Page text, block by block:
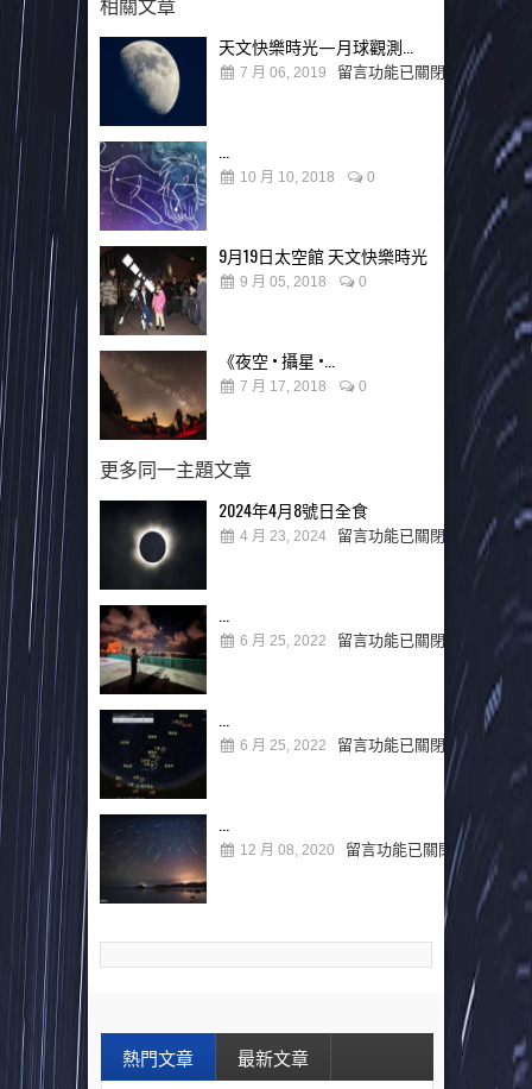
天文快樂時光—月球觀測...
7 月 06, 2019 留言功能已關閉
...
10 月 10, 2018 0
9月19日太空館 天文快樂時光
9 月 05, 2018 0
《夜空 • 攝星 •...
7 月 17, 2018 0
更多同一主題文章
2024年4月8號日全食
4 月 23, 2024 留言功能已關閉
...
6 月 25, 2022 留言功能已關閉
...
6 月 25, 2022 留言功能已關閉
...
12 月 08, 2020 留言功能已關閉
熱門文章 最新文章